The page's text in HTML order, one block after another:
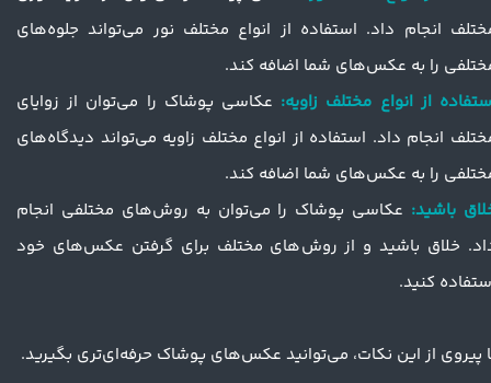
انجام داد. استفاده از انواع مختلف نور می‌تواند جلوه‌های
را به عکس‌های شما اضافه کند.
از انواع مختلف زاویه: عکاسی پوشاک را می‌توان از زوایای
انجام داد. استفاده از انواع مختلف زاویه می‌تواند دیدگاه‌های
را به عکس‌های شما اضافه کند.
باشید: عکاسی پوشاک را می‌توان به روش‌های مختلفی انجام
خلاق باشید و از روش‌های مختلف برای گرفتن عکس‌های خود
کنید.
پیروی از این نکات، می‌توانید عکس‌های پوشاک حرفه‌ای‌تری بگیرید.